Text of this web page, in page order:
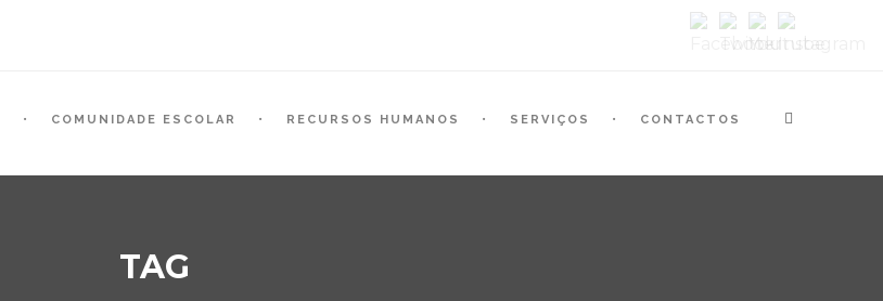
COMUNIDADE ESCOLAR RECURSOS HUMANOS SERVIÇOS CONTACTOS
TAG